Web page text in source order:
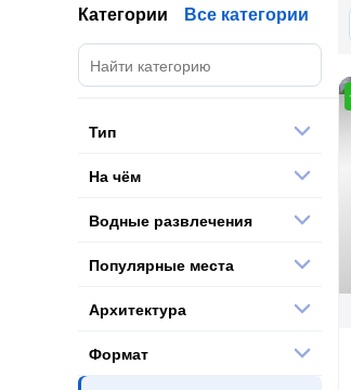
Категории Все категории
Тип
На чём
Водные развлечения
Популярные места
Архитектура
Формат